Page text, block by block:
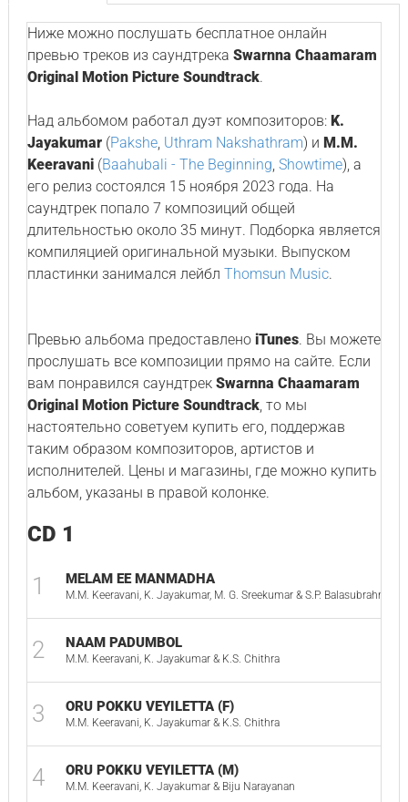
Ниже можно послушать бесплатное онлайн
превью треков из саундтрека Swarnna Chaamaram
Original Motion Picture Soundtrack.
Над альбомом работал дуэт композиторов: K.
Jayakumar(Pakshe, Uthram Nakshathram) и M.M.
Keeravani(Baahubali - The Beginning, Showtime), а
его релиз состоялся 15 ноября 2023 года. На
саундтрек попало 7 композиций общей
длительностью около 35 минут. Подборка является
компиляцией оригинальной музыки. Выпуском
пластинки занимался лейбл Thomsun Music.
Превью альбома предоставлено iTunes. Вы можете
прослушать все композиции прямо на сайте. Если
вам понравился саундтрек Swarnna Chaamaram
Original Motion Picture Soundtrack, то мы
настоятельно советуем купить его, поддержав
таким образом композиторов, артистов и
исполнителей. Цены и магазины, где можно купить
альбом, указаны в правой колонке.
CD 1
1 MELAM EE MANMADHA
M.M. Keeravani, K. Jayakumar, M. G. Sreekumar & S.P.
2 NAAM PADUMBOL
M.M. Keeravani, K. Jayakumar & K.S. Chithra
3 ORU POKKU VEYILETTA (F)
M.M. Keeravani, K. Jayakumar & K.S. Chithra
4 ORU POKKU VEYILETTA (M)
M.M. Keeravani, K. Jayakumar & Biju Narayanan